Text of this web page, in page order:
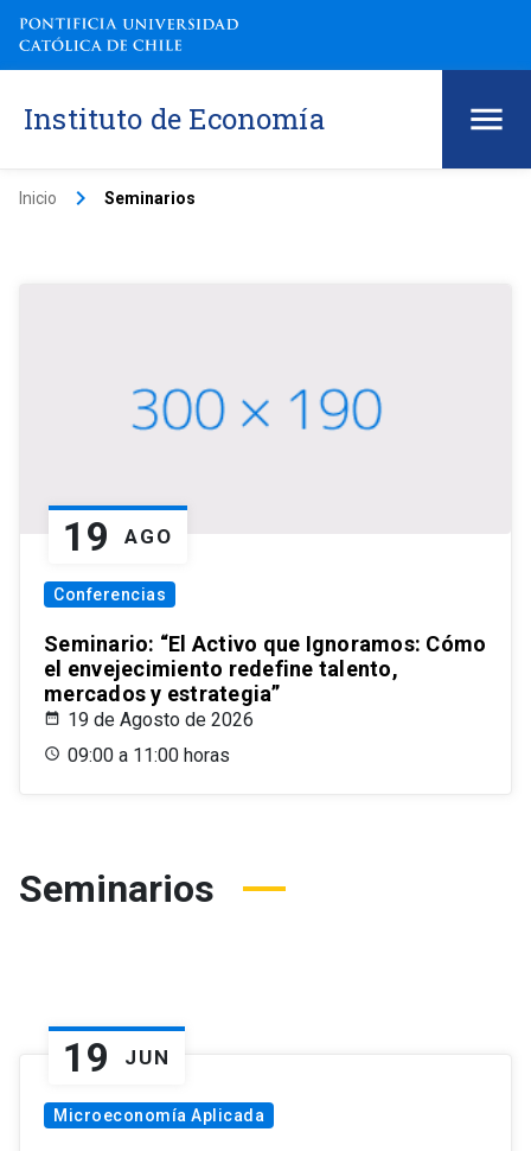
Instituto de Economía
Inicio keyboard_arrow_right Seminarios
19 AGO
Conferencias
Seminario: “El Activo que Ignoramos: Cómo
el envejecimiento redefine talento,
mercados y estrategia”
19 de Agosto de 2026
09:00 a 11:00 horas
Seminarios
19 JUN
Microeconomía Aplicada